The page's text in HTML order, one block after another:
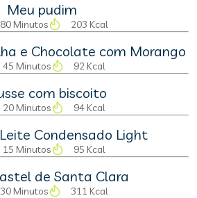
Meu pudim
80 Minutos 203 Kcal
e Chocolate com Morango
45 Minutos 92 Kcal
com biscoito
20 Minutos 94 Kcal
Condensado Light
15 Minutos 95 Kcal
de Santa Clara
30 Minutos 311 Kcal